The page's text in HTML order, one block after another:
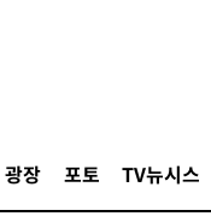
광장 포토 TV뉴시스